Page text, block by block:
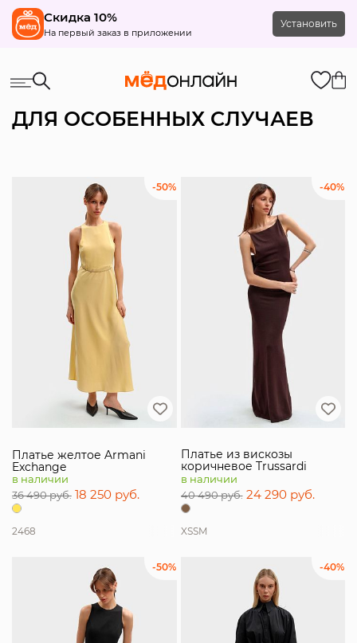
Скидка 10%
На первый заказ в приложении
Установить
ДЛЯ ОСОБЕННЫХ СЛУЧАЕВ
-50%
Платье желтое Armani
Exchange
в наличии
36 490 руб. 18 250 руб.
2468
-40%
Платье из вискозы
коричневое Trussardi
в наличии
40 490 руб. 24 290 руб.
XSSM
-50% -40%